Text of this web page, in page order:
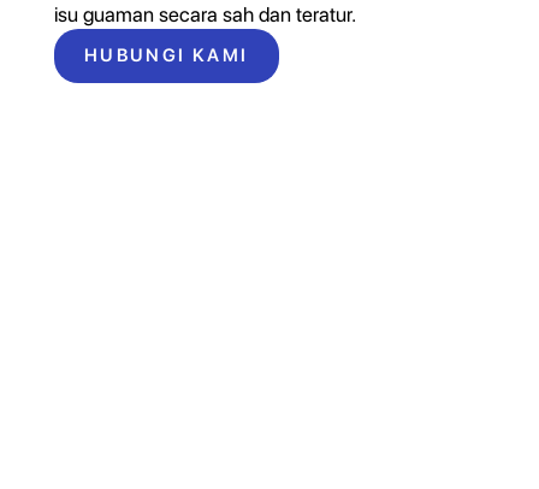
isu guaman secara sah dan teratur.
HUBUNGI KAMI